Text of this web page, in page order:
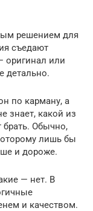
решением для
съедают
оригинал или
детально.
по карману, а
знает, какой из
брать. Обычно,
лишь бы
и дороже.
— нет. В
и качеством.